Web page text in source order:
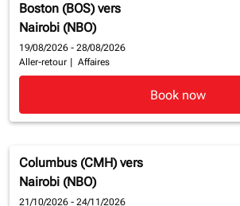
Boston (BOS) vers
Nairobi (NBO)
19/08/2026 - 28/08/2026
Aller-retour
Affaires
Book now
Columbus (CMH) vers
Nairobi (NBO)
21/10/2026 - 24/11/2026